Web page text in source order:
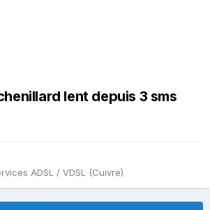
lent depuis 3 sms
ADSL / VDSL (Cuivre)